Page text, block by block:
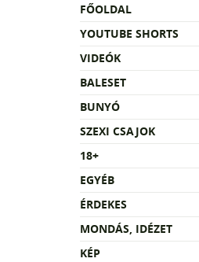
FŐOLDAL
YOUTUBE SHORTS
VIDEÓK
BALESET
BUNYÓ
SZEXI CSAJOK
18+
EGYÉB
ÉRDEKES
MONDÁS, IDÉZET
KÉP